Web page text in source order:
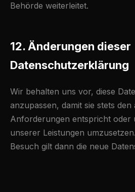
Behörde weiterleitet.
12. Änderungen dieser
Datenschutzerklärung
Wir behalten uns vor, diese
anzupassen, damit sie stets
Anforderungen entspricht oder
unserer Leistungen
Besuch gilt dann die neue